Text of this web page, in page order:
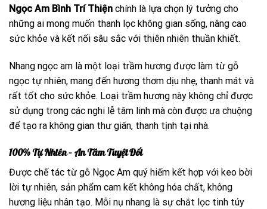
Ngọc Am Bình Trí Thiện chính là lựa chọn lý tưởng cho
những ai mong muốn thanh lọc không gian sống, nâng cao
sức khỏe và kết nối sâu sắc với thiên nhiên thuần khiết.
Nhang ngọc am là một loại trầm hương được làm từ gỗ
ngọc tự nhiên, mang đến hương thơm dịu nhẹ, thanh mát và
rất tốt cho sức khỏe. Loại trầm hương này không chỉ được
sử dụng trong các nghi lễ tâm linh mà còn được ưa chuộng
để tạo ra không gian thư giãn, thanh tịnh tại nhà.
100% Tự Nhiên – An Tâm Tuyệt Đối
Được chế tác từ gỗ Ngọc Am quý hiếm kết hợp với keo bời
lời tự nhiên, sản phẩm cam kết không hóa chất, không
hương liệu nhân tạo. Mỗi nụ nhang là sự chắt lọc tinh túy